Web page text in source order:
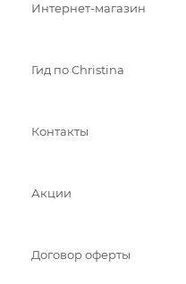
Интернет-магазин
Гид по Christina
Контакты
Акции
Договор оферты